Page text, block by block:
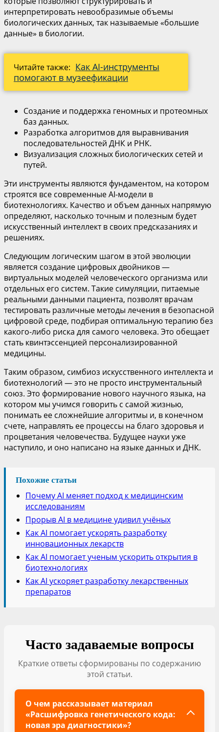
интерпретировать невообразимые объемы
биологических данных, так называемые «большие
данные» в биологии.
Читайте также: Как AI-инструменты
помогают в музеефикации
Создание и поддержка геномных и протеомных
баз данных.
Разработка алгоритмов для выравнивания
последовательностей ДНК и РНК.
Визуализация сложных биологических сетей и
путей.
Эти инструменты являются фундаментом, на котором
строятся все современные AI-модели в
биотехнологиях. Качество и объем данных напрямую
определяют, насколько точным и полезным будет
искусственный интеллект в своих предсказаниях и
решениях.
Следующим логическим шагом в этой эволюции
является создание цифровых двойников —
виртуальных моделей человеческого организма или
отдельных его систем. Такие симуляции, питаемые
реальными данными пациента, позволят врачам
тестировать различные методы лечения в безопасной
цифровой среде, подбирая оптимальную терапию без
какого-либо риска для самого человека. Это обещает
стать квинтэссенцией персонализированной
медицины.
Таким образом, симбиоз искусственного интеллекта и
биотехнологий — это не просто инструментальный
союз. Это формирование нового научного языка, на
котором мы учимся говорить с самой жизнью,
понимать ее сложнейшие алгоритмы и, в конечном
счете, направлять ее процессы на благо здоровья и
процветания человечества. Будущее науки уже
наступило, и оно написано на языке данных и ДНК.
Похожие статьи
Почему AI меняет подход к медицинским
исследованиям
Прорыв AI в медицине удивил учёных
Как AI помогает ускорять разработку
инновационных лекарств
Как AI помогает ученым ускорить открытия в
биотехнологиях
Как AI ускоряет разработку лекарственных
препаратов
Часто задаваемые вопросы
Краткие ответы сформированы по содержанию
этой статьи.
О чем рассказывает материал
«Расшифровка генетического кода:
новая эра диагностики»?